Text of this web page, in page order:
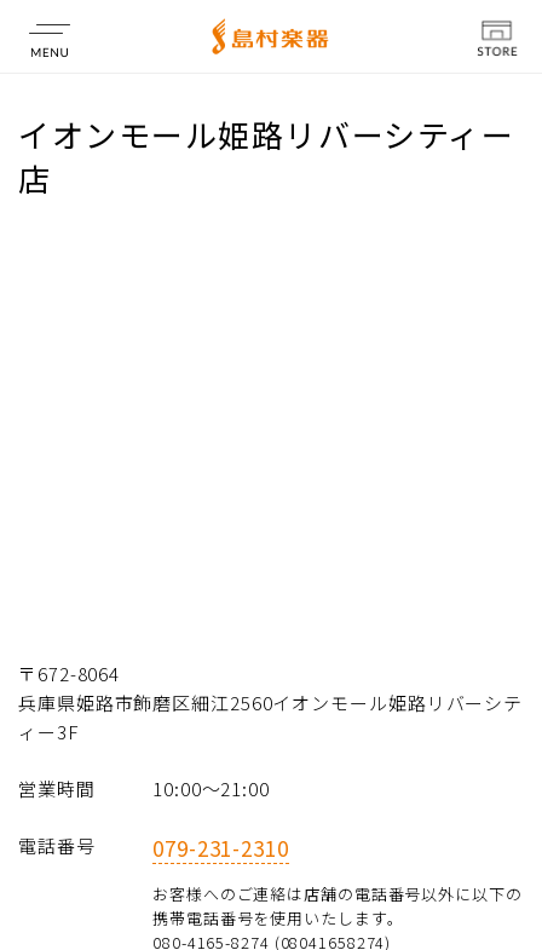
店舗情報
イオンモール姫路リバーシティー
店
〒672-8064
兵庫県姫路市飾磨区細江2560イオンモール姫路リバーシテ
ィー3F
営業時間 10:00〜21:00
電話番号 079-231-2310
お客様へのご連絡は店舗の電話番号以外に以下の
携帯電話番号を使用いたします。
080-4165-8274 (08041658274)